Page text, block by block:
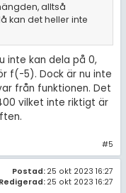
alltså
kan det heller inte
inte kan dela på 0,
f(-5). Dock är nu inte
från funktionen. Det
vilket inte riktigt är
#5
Postad: 25 okt 2023 16:27
Redigerad: 25 okt 2023 16:27